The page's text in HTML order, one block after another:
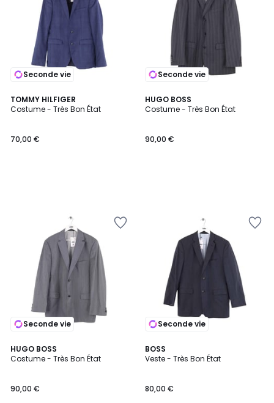
Seconde vie
TOMMY HILFIGER
Costume - Très Bon État
70,00 €
Seconde vie
HUGO BOSS
Costume - Très Bon État
90,00 €
Seconde vie
HUGO BOSS
Costume - Très Bon État
90,00 €
Seconde vie
BOSS
Veste - Très Bon État
80,00 €